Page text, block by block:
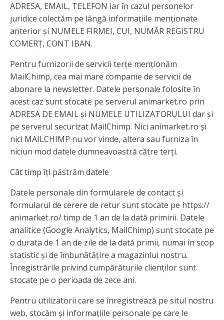
ADRESA, EMAIL, TELEFON iar în cazul personelor
juridice colectăm pe lângă informațiile menționate
anterior și NUMELE FIRMEI, CUI, NUMĂR REGISTRU
COMERȚ, CONT IBAN.
Pentru furnizorii de servicii terțe menționăm
MailChimp, cea mai mare companie de servicii de
abonare la newsletter. Datele personale folosite în
acest caz sunt stocate pe serverul animarket.ro prin
ADRESA DE EMAIL și NUMELE UTILIZATORULUI dar și
pe serverul securizat MailChimp. Nici animarket.ro și
nici MAILCHIMP nu vor vinde, altera sau furniza în
niciun mod datele dumneavoastră către terți.
Cât timp îți păstrăm datele
Datele personale din formularele de contact și
formularul de cerere de retur sunt stocate pe https://
animarket.ro/ timp de 1 an de la dată primirii. Datele
analitice (Google Analytics, MailChimp) sunt stocate pe
o durata de 1 an de zile de la dată primii, numai în scop
statistic și de îmbunătățire a magazinlui nostru.
Înregistrările privind cumpărăturile clienților sunt
stocate pe o perioada de zece ani.
Pentru utilizatorii care se înregistrează pe situl nostru
web, stocăm și informațiile personale pe care le